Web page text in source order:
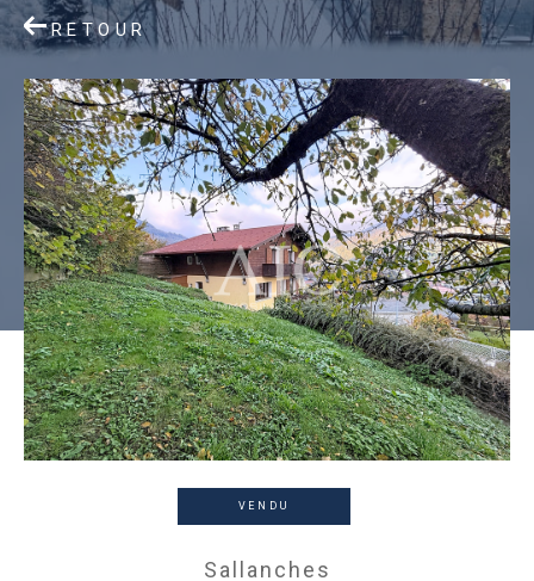
RETOUR
VENDU
Sallanches